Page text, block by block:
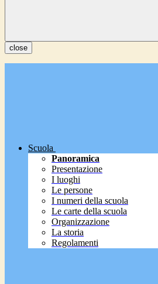
close
Scuola
Panoramica
Presentazione
I luoghi
Le persone
I numeri della scuola
Le carte della scuola
Organizzazione
La storia
Regolamenti